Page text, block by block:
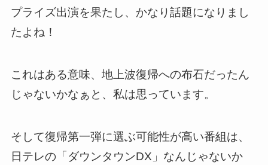
プライズ出演を果たし、かなり話題になりまし
たよね！
これはある意味、地上波復帰への布石だったん
じゃないかなぁと、私は思っています。
そして復帰第一弾に選ぶ可能性が高い番組は、
日テレの「ダウンタウンDX」なんじゃないか